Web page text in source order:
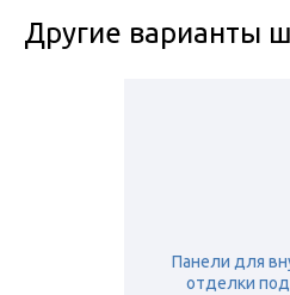
Другие варианты
Панели для
отделки под